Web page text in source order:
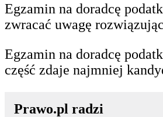
Egzamin na doradcę
zwracać uwagę
Egzamin na doradcę
część zdaje najmniej
Prawo.pl radzi